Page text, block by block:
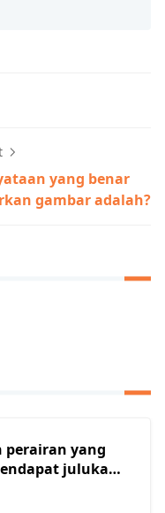
yang benar
gambar adalah?
yang
julukan